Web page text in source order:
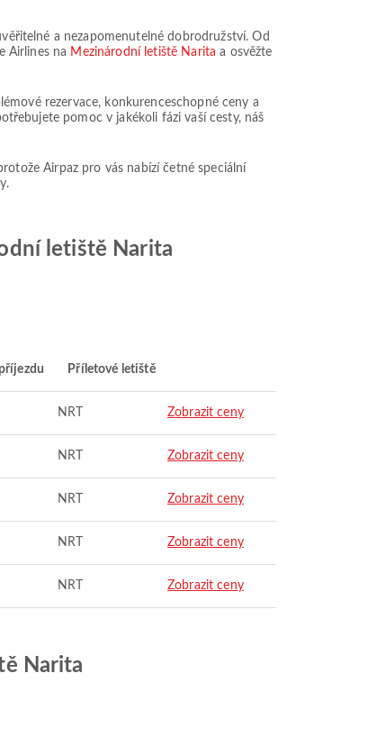
a nezapomenutelné dobrodružství. Od
Airlines na Mezinárodní letiště Narita a osvěžte
rezervace, konkurenceschopné ceny a
pomoc v jakékoli fázi vaší cesty, náš
Airpaz pro vás nabízí četné speciální
letiště Narita
Příletové letiště
NRT Zobrazit ceny
NRT Zobrazit ceny
NRT Zobrazit ceny
NRT Zobrazit ceny
NRT Zobrazit ceny
Narita